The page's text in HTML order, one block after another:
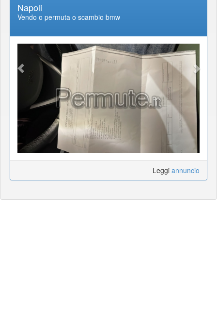
Napoli
Vendo o permuta o scambio bmw
Leggi annuncio